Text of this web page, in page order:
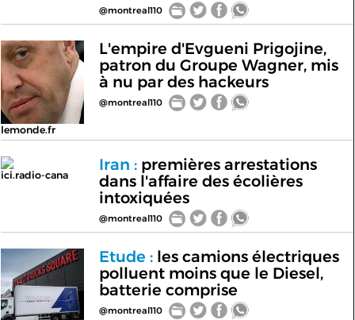
@montreal110
lemonde.fr
L'empire d'Evgueni Prigojine,
patron du Groupe Wagner, mis
à nu par des hackeurs
@montreal110
ici.radio-cana
Iran :premières arrestations
dans l'affaire des écolières
intoxiquées
@montreal110
Etude :les camions électriques
polluent moins que le Diesel,
batterie comprise
@montreal110